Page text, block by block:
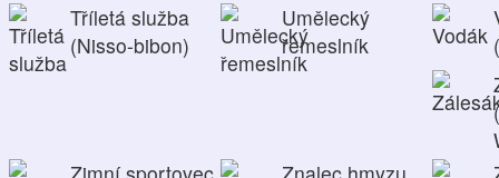
Tříletá služba
(Nisso-bibon)
Umělecký
řemeslník